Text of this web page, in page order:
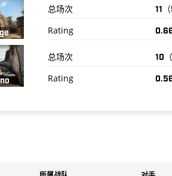
总场次 11
Rating
总场次 10
Rating